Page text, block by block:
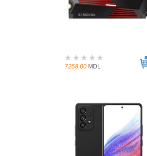
7258.00 MDL